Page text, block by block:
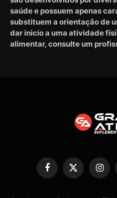
saúde e possuem apenas
substituem a orientação de
dar inicio a uma atividade
alimentar, consulte um
Facebook
X